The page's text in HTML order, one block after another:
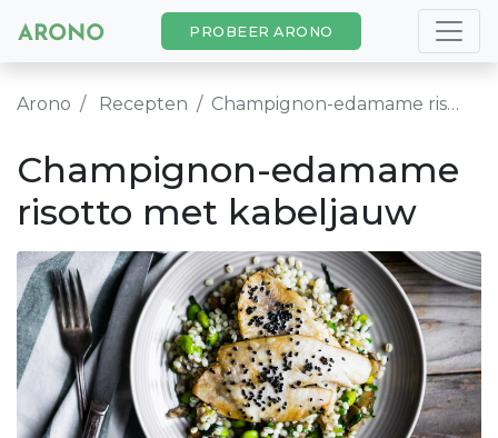
PROBEER ARONO
Arono Recepten Champignon-edamame risotto met kabeljauw
Champignon-edamame
risotto met kabeljauw